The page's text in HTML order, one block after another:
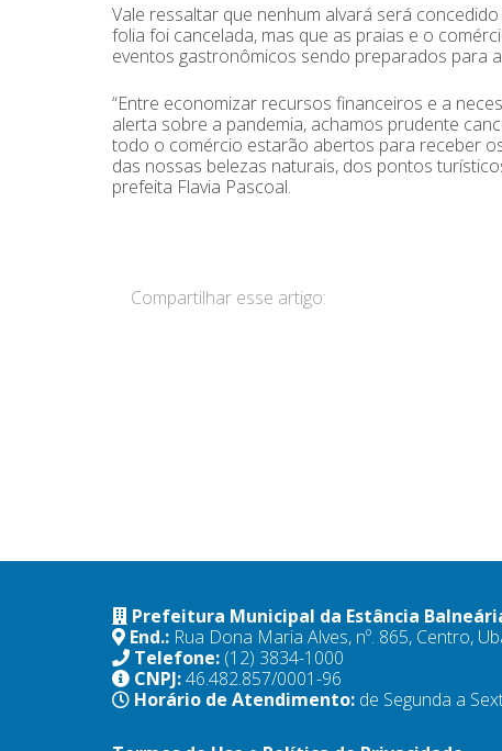
Vale ressaltar que nenhum alvará será
folia foi cancelada, mas que as praias e o
eventos gastronômicos sendo preparados para
“Entre economizar recursos financeiros e a
alerta sobre a pandemia, achamos prudente
todo o comércio estarão abertos para receber
das nossas belezas naturais, dos pontos
prefeita Flavia Pascoal.
Compartilhar esse artigo:
Prefeitura Municipal da Estância
End.: Rua Dona Maria Alves, nº. 865, Centro,
Telefone: (12) 3834-1000
CNPJ:46.482.857/0001-96
Horário de Atendimento: de Segunda a